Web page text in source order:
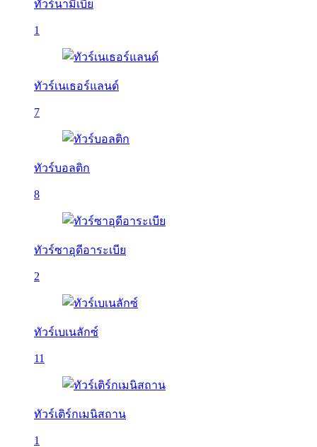
ทัวร์นามิเบีย
1
ทัวร์เนเธอร์แลนด์
7
ทัวร์บอลติก
8
ทัวร์ซาอุดีอาระเบีย
2
ทัวร์เบเนลักซ์
11
ทัวร์เติร์กเมนิสถาน
1